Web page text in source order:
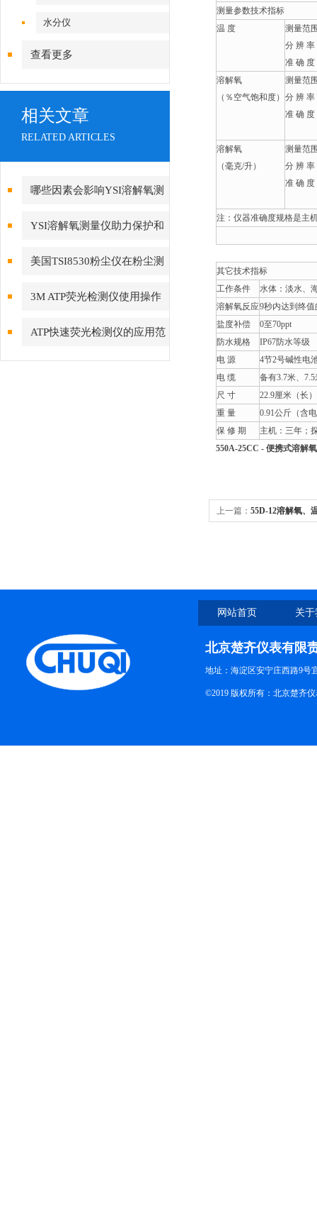
水分仪
查看更多
相关文章
RELATED ARTICLES
哪些因素会影响YSI溶解氧测
量仪的准确性？
YSI溶解氧测量仪助力保护和
可持续利用海洋资源
美国TSI8530粉尘仪在粉尘测
量领域备受青睐
3M ATP荧光检测仪使用操作
说明书
ATP快速荧光检测仪的应用范
围越来越广泛了
测量参数技术指标
温 度
测量范
分 辨 率
准 确 度
溶解氧
（％空气饱和度）
测量范
分 辨 率
准 确 度
溶解氧
（毫克/升）
测量范
分 辨 率
准 确 度
注：仪器准确度规格是主
其它技术指标
工作条件
水体：淡水、
溶解氧反应9秒内达到终值
盐度补偿
0至70ppt
防水规格
IP67防水等级
电 源
4节2号碱性电
电 缆
备有3.7米、
尺 寸
22.9厘米（长
重 量
0.91公斤（含
保 修 期
主机：三年；
550A-25CC - 便携式溶解
上一篇： 55D-12溶解氧、
网站首页 关
北京楚齐仪表有限
地址：海淀区安宁庄西路9号
©2019 版权所有：北京楚齐